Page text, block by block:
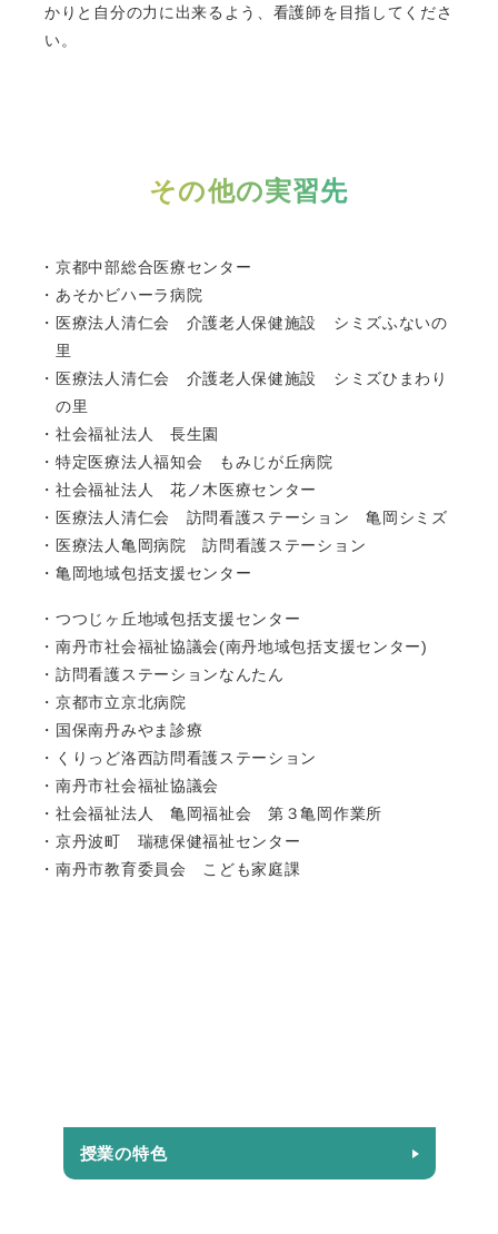
かりと自分の力に出来るよう、看護師を目指してくださ
い。
その他の実習先
京都中部総合医療センター
あそかビハーラ病院
医療法人清仁会 介護老人保健施設 シミズふないの
里
医療法人清仁会 介護老人保健施設 シミズひまわり
の里
社会福祉法人 長生園
特定医療法人福知会 もみじが丘病院
社会福祉法人 花ノ木医療センター
医療法人清仁会 訪問看護ステーション 亀岡シミズ
医療法人亀岡病院 訪問看護ステーション
亀岡地域包括支援センター
つつじヶ丘地域包括支援センター
南丹市社会福祉協議会(南丹地域包括支援センター)
訪問看護ステーションなんたん
京都市立京北病院
国保南丹みやま診療
くりっど洛西訪問看護ステーション
南丹市社会福祉協議会
社会福祉法人 亀岡福祉会 第３亀岡作業所
京丹波町 瑞穂保健福祉センター
南丹市教育委員会 こども家庭課
授業の特色